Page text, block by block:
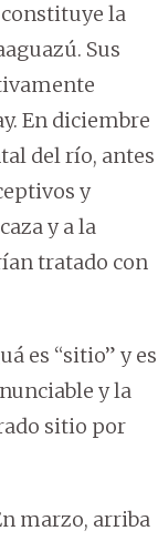
la
Sus
En diciembre
del río, antes
y
y a la
tratado con
es “sitio” y es
y la
sitio por
marzo, arriba